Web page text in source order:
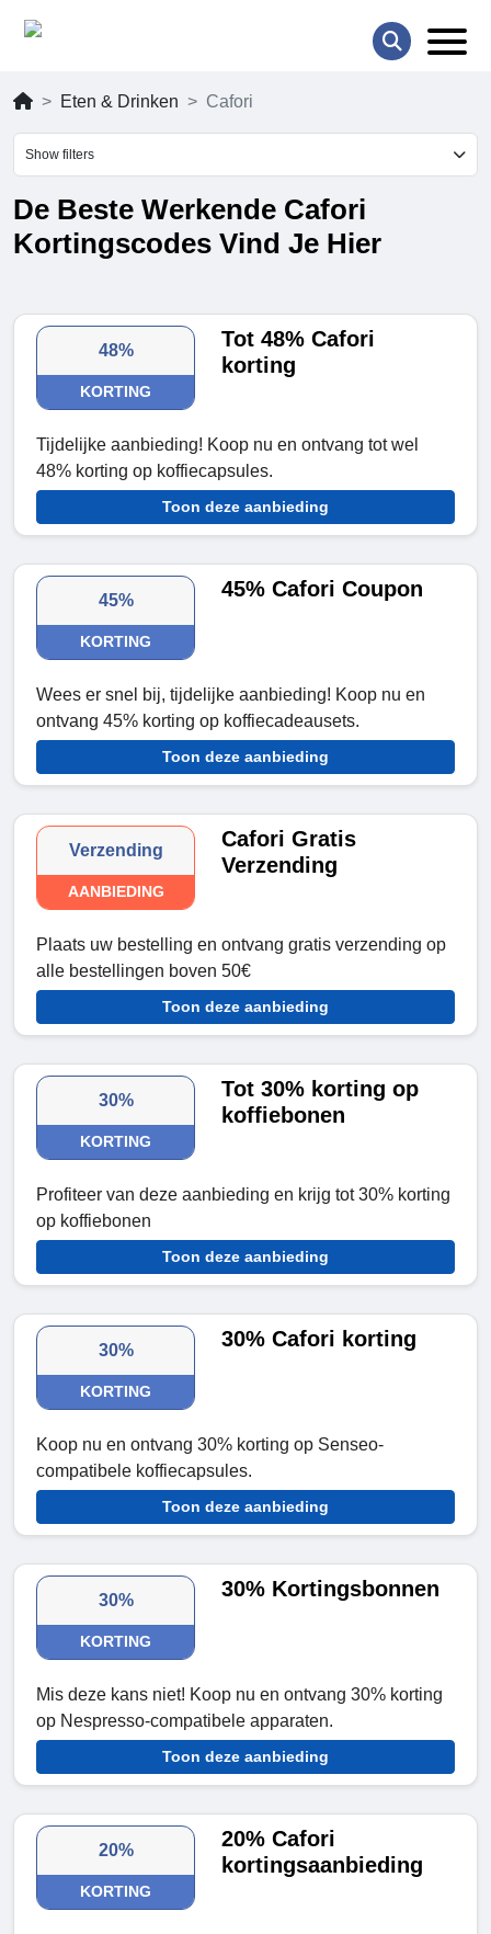
Eten & Drinken Cafori
Show filters
De Beste Werkende Cafori
Kortingscodes Vind Je Hier
48%
KORTING
Tot 48% Cafori
korting
Tijdelijke aanbieding! Koop nu en ontvang tot wel
48% korting op koffiecapsules.
Toon deze aanbieding
45%
KORTING
45% Cafori Coupon
Wees er snel bij, tijdelijke aanbieding! Koop nu en
ontvang 45% korting op koffiecadeausets.
Toon deze aanbieding
Verzending
AANBIEDING
Cafori Gratis
Verzending
Plaats uw bestelling en ontvang gratis verzending op
alle bestellingen boven 50€
Toon deze aanbieding
30%
KORTING
Tot 30% korting op
koffiebonen
Profiteer van deze aanbieding en krijg tot 30% korting
op koffiebonen
Toon deze aanbieding
30%
KORTING
30% Cafori korting
Koop nu en ontvang 30% korting op Senseo-
compatibele koffiecapsules.
Toon deze aanbieding
30%
KORTING
30% Kortingsbonnen
Mis deze kans niet! Koop nu en ontvang 30% korting
op Nespresso-compatibele apparaten.
Toon deze aanbieding
20%
KORTING
20% Cafori
kortingsaanbieding